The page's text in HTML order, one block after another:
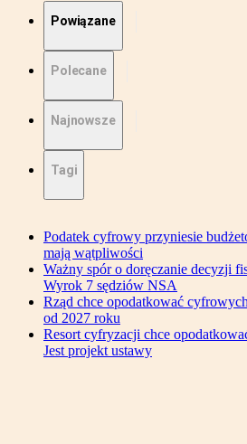
Powiązane
Polecane
Najnowsze
Tagi
Podatek cyfrowy przyniesie
mają wątpliwości
Ważny spór o doręczanie decyzji
Wyrok 7 sędziów NSA
Rząd chce opodatkować
od 2027 roku
Resort cyfryzacji chce
Jest projekt ustawy